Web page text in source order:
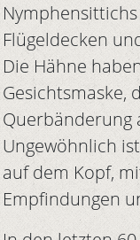
Flügeldecken
Die Hähne
Gesichtsmaske,
Querbänderung
Ungewöhnlich
auf dem Kopf,
Empfindungen